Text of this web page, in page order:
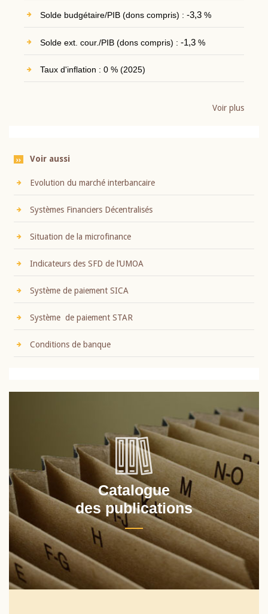
Solde budgétaire/PIB (dons compris) : -3,3%
Solde ext. cour./PIB (dons compris) : -1,3%
Taux d'inflation : 0 % (2025)
Voir plus
Voir aussi
Evolution du marché interbancaire
Systèmes Financiers Décentralisés
Situation de la microfinance
Indicateurs des SFD de l’UMOA
Système de paiement SICA
Système de paiement STAR
Conditions de banque
Catalogue
des publications